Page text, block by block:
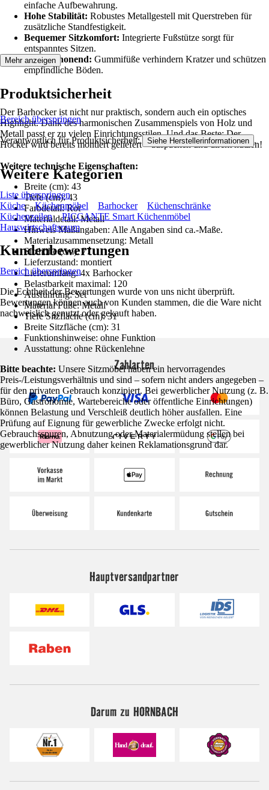
einfache Aufbewahrung.
Hohe Stabilität: Robustes Metallgestell mit Querstreben für
zusätzliche Standfestigkeit.
Bequemer Sitzkomfort: Integrierte Fußstütze sorgt für
entspanntes Sitzen.
Bodenschonend: Gummifüße verhindern Kratzer und schützen
empfindliche Böden.
Der Barhocker ist nicht nur praktisch, sondern auch ein optisches
Highlight. Dank des harmonischen Zusammenspiels von Holz und
Metall passt er zu vielen Einrichtungsstilen. Und das Beste: Der
Hocker wird bereits montiert geliefert – auspacken und direkt nutzen!
Weitere technische Eigenschaften:
Breite (cm): 43
Tiefe (cm): 43
Farbdetail: Rot
Materialdetail: Metall
Hinweis Maßangaben: Alle Angaben sind ca.-Maße.
Materialzusammensetzung: Metall
Sitzhöhe (cm): 77
Lieferzustand: montiert
Lieferumfang: 4x Barhocker
Belastbarkeit maximal: 120
Ausführung: Set
Material Füße: Metall
Tiefe Sitzfläche (cm): 31
Breite Sitzfläche (cm): 31
Funktionshinweise: ohne Funktion
Ausstattung: ohne Rückenlehne
Bitte beachte: Unsere Sitzmöbel haben ein hervorragendes
Preis-/Leistungsverhältnis und sind – sofern nicht anders angegeben –
für den privaten Gebrauch konzipiert. Bei gewerblicher Nutzung (z. B.
Büro, Gastronomie, Wartebereiche oder öffentliche Einrichtungen)
können Belastung und Verschleiß deutlich höher ausfallen. Eine
Prüfung auf Eignung für gewerbliche Zwecke erfolgt nicht.
Gebrauchsspuren, Abnutzung oder Materialermüdung stellen bei
gewerblicher Nutzung daher keinen Reklamationsgrund dar.
Mehr anzeigen
Produktsicherheit
Bereich überspringen
Verantwortlich für Produktsicherheit: Siehe Herstellerinformationen .
Weitere Kategorien
Liste überspringen
Küche
Küchenmöbel Barhocker
Küchenschränke
Küchenzeilen
PICCANTE Smart Küchenmöbel
Hauswirtschaftsraum
Kundenbewertungen
Bereich überspringen
Die Echtheit der Bewertungen wurde von uns nicht überprüft.
Bewertungen können auch von Kunden stammen, die die Ware nicht
nachweislich genutzt oder gekauft haben.
Zahlarten
Hauptversandpartner
Darum zu HORNBACH